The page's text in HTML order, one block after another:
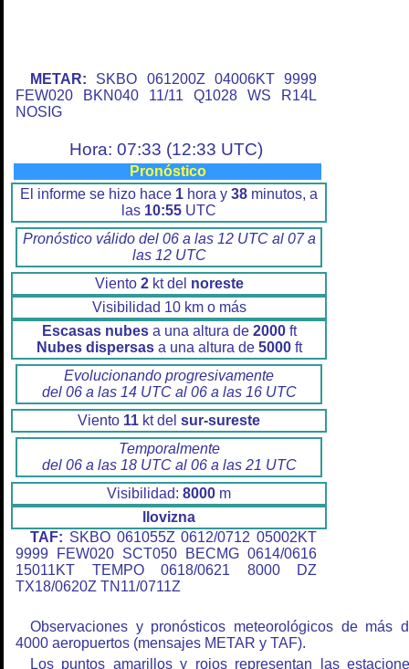
METAR: SKBO 061200Z 04006KT 9999
FEW020 BKN040 11/11 Q1028 WS R14L
NOSIG
Hora: 07:33 (12:33 UTC)
Pronóstico
El informe se hizo hace 1 hora y 38 minutos, a
las 10:55 UTC
Pronóstico válido del 06 a las 12 UTC al 07 a
las 12 UTC
Viento 2kt del noreste
Visibilidad 10 km o más
Escasas nubesa una altura de 2000ft
Nubes dispersasa una altura de 5000ft
Evolucionando progresivamente
del 06 a las 14 UTC al 06 a las 16 UTC
Viento 11 kt del sur-sureste
Temporalmente
del 06 a las 18 UTC al 06 a las 21 UTC
Visibilidad: 8000 m
llovizna
TAF: SKBO 061055Z 0612/0712 05002KT
9999 FEW020 SCT050 BECMG 0614/0616
15011KT TEMPO 0618/0621 8000 DZ
TX18/0620Z TN11/0711Z
Observaciones y pronósticos meteorológicos de más
4000 aeropuertos (mensajes METAR y TAF).
Los puntos amarillos y rojos representan las